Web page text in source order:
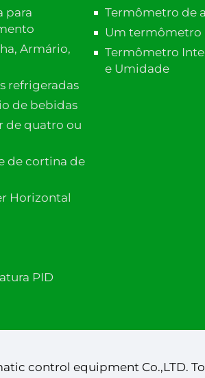
para
Armário,
refrigeradas
de bebidas
de quatro ou
de cortina de
Horizontal
PID
Termômetro de
Um termômetro
Termômetro
e Umidade
control equipment Co.,LTD.